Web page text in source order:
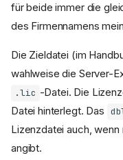
für beide immer die
des Firmennamens
Die Zieldatei (im
wahlweise die Server-
.lic -Datei. Die
Datei hinterlegt. Das
Lizenzdatei auch,
angibt.